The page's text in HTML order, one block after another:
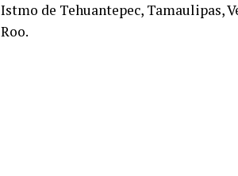
Istmo de Tehuantepec, Tamaulipas,
Roo.